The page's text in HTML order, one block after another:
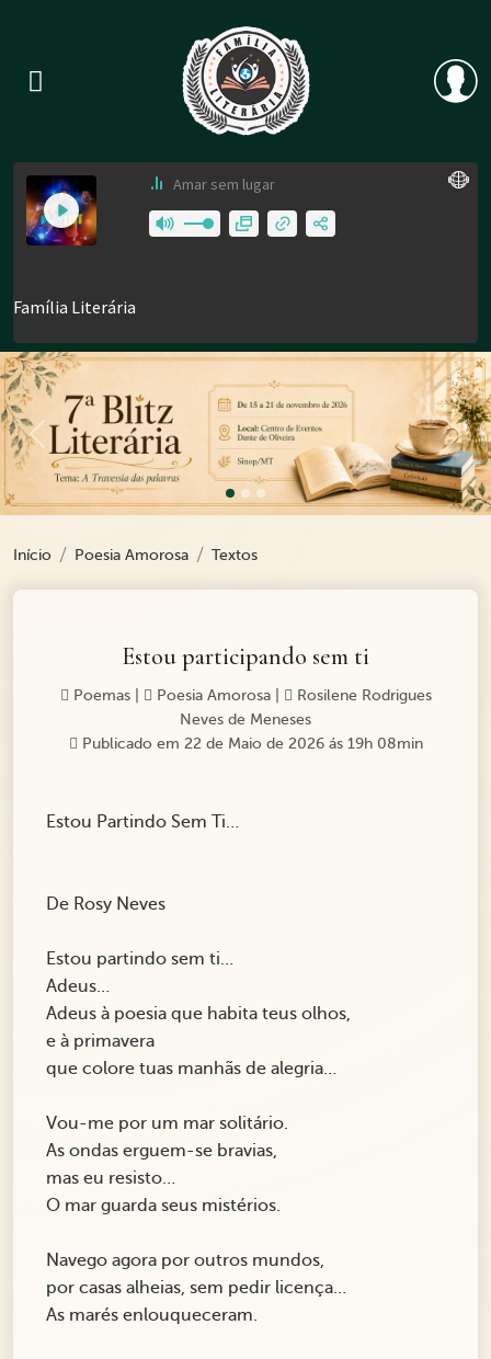
Previous
Início Poesia Amorosa Textos
Estou participando sem ti
Poemas| Poesia Amorosa|
Rosilene Rodrigues
Neves de Meneses
Publicado em 22 de Maio de 2026 ás 19h 08min
Estou Partindo Sem Ti…
De Rosy Neves
Estou partindo sem ti…
Adeus…
Adeus à poesia que habita teus olhos,
e à primavera
que colore tuas manhãs de alegria…
Vou-me por um mar solitário.
As ondas erguem-se bravias,
mas eu resisto…
O mar guarda seus mistérios.
Navego agora por outros mundos,
por casas alheias, sem pedir licença…
As marés enlouqueceram.